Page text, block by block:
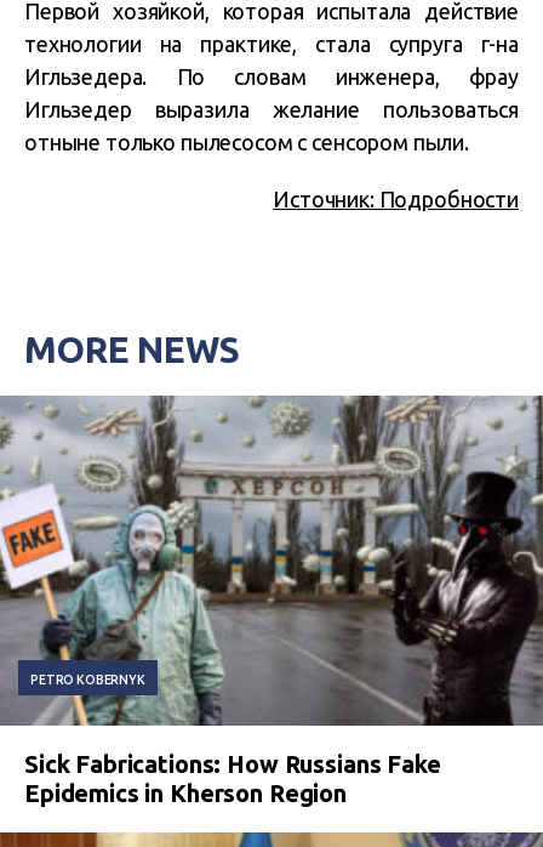
Первой хозяйкой, которая испытала действие
технологии на практике, стала супруга г-на
Игльзедера. По словам инженера, фрау
Игльзедер выразила желание пользоваться
отныне только пылесосом с сенсором пыли.
Источник: Подробности
MORE NEWS
PETRO KOBERNYK
Sick Fabrications: How Russians Fake
Epidemics in Kherson Region